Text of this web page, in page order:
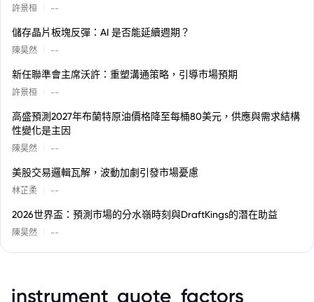
許景桓 --
儲存晶片板塊反彈：AI 是否能延續週期？
陳昊然 --
新任聯準會主席沃許：重塑溝通策略，引導市場預期
許景桓 --
高盛預測2027年布蘭特原油價格降至每桶80美元，供應與需求結構
性變化是主因
陳昊然 --
美股交易邏輯瓦解，波動加劇引發市場憂慮
林芷柔 --
2026世界盃：預測市場的分水嶺時刻與DraftKings的潛在助益
陳昊然 --
instrument_quote_factors